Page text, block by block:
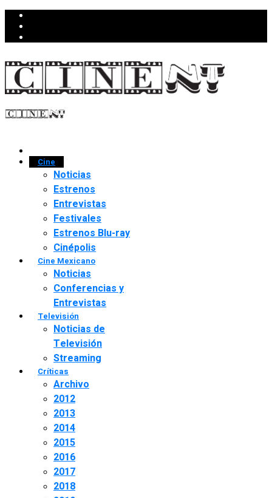
Cine
Noticias
Estrenos
Entrevistas
Festivales
Estrenos Blu-ray
Cinépolis
Cine Mexicano
Noticias
Conferencias y
Entrevistas
Televisión
Noticias de
Televisión
Streaming
Críticas
Archivo
2012
2013
2014
2015
2016
2017
2018